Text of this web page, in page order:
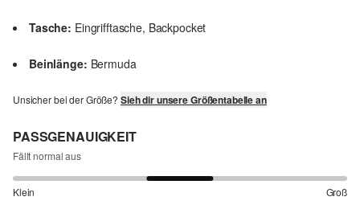
Tasche: Eingrifftasche, Backpocket
Beinlänge: Bermuda
Unsicher bei der Größe? Sieh dir unsere Größentabelle an
PASSGENAUIGKEIT
Fällt normal aus
Klein Groß